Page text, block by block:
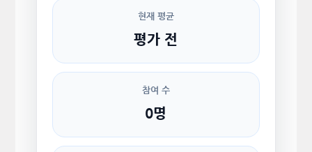
현재 평균
평가 전
참여 수
0명